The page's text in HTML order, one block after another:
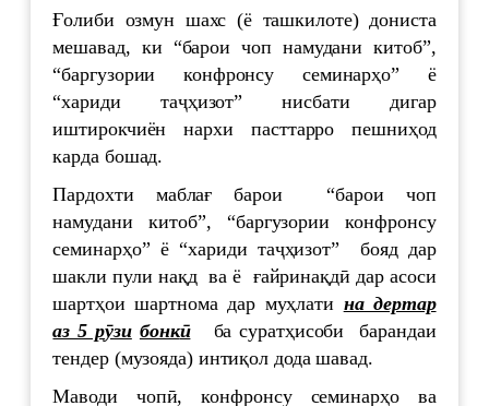
Ғолиби озмун шахс (ё ташкилоте) дониста
мешавад, ки “барои чоп намудани китоб”,
“баргузории конфронсу семинарҳо” ё
“хариди таҷҳизот” нисбати дигар
иштирокчиён нархи пасттарро пешниҳод
карда бошад.
Пардохти маблағ барои “барои чоп
намудани китоб”, “баргузории конфронсу
семинарҳо” ё “хариди таҷҳизот” бояд дар
шакли пули нақд ва ё ғайринақдӣ дар асоси
шартҳои шартнома дар муҳлати на дертар
аз 5 рӯзи бонкӣба суратҳисоби барандаи
тендер (музояда) интиқол дода шавад.
Маводи чопӣ, конфронсу семинарҳо ва